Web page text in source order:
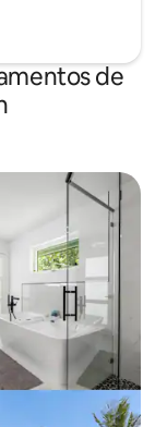
de